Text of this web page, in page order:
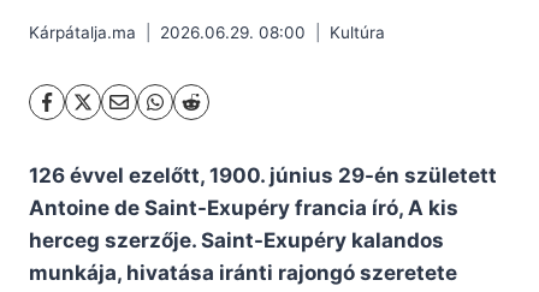
Kárpátalja.ma 2026.06.29. 08:00 Kultúra
126 évvel ezelőtt, 1900. június 29-én született
Antoine de Saint-Exupéry francia író, A kis
herceg szerzője. Saint-Exupéry kalandos
munkája, hivatása iránti rajongó szeretete